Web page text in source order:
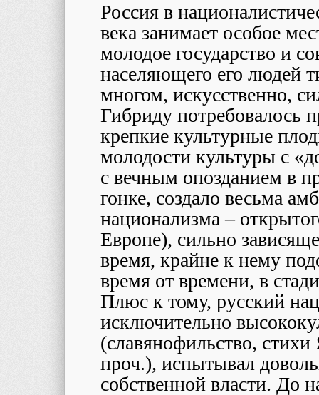
Россия в
века занимает особое
молодое государство и
населяющего его людей
многом, искусственно,
Гибриду потребовалось
крепкие культурные
молодости культуры с
с вечным опозданием в
гонке, создало весьма
национализма –
Европе), сильно
время, крайне к нему
время от времени, в
Плюс к тому, русский
исключительно
(славянофильство,
проч.), испытывал
собственной власти. До